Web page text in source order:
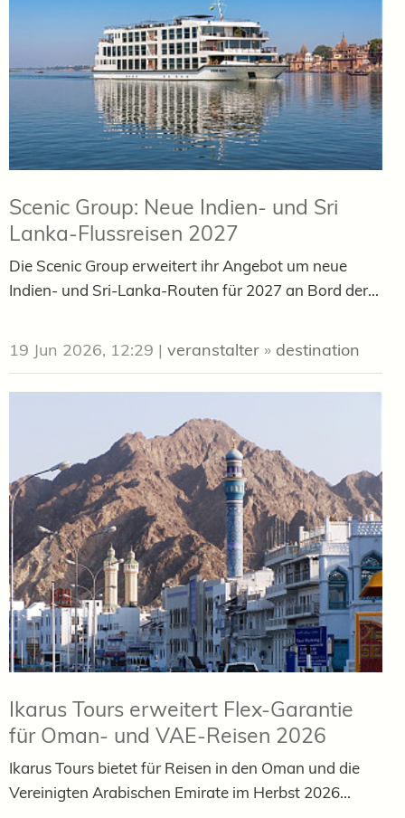
Scenic Group: Neue Indien- und Sri
Lanka-Flussreisen 2027
Die Scenic Group erweitert ihr Angebot um neue
Indien- und Sri-Lanka-Routen für 2027 an Bord der...
19 Jun 2026, 12:29 | veranstalter » destination
Ikarus Tours erweitert Flex-Garantie
für Oman- und VAE-Reisen 2026
Ikarus Tours bietet für Reisen in den Oman und die
Vereinigten Arabischen Emirate im Herbst 2026...